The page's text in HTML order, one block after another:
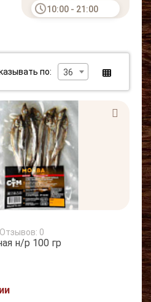
10:00 - 21:00
по: 36
Отзывов: 0
н/р 100 гр